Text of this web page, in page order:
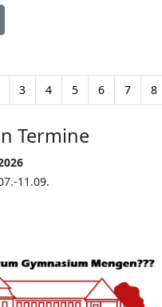
3 4 5 6 7 8
Termine
11.09.